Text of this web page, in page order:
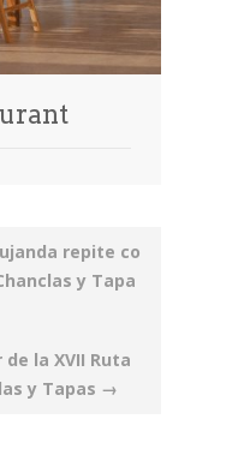
repite co
y Tapa
la XVII Ruta
y Tapas →